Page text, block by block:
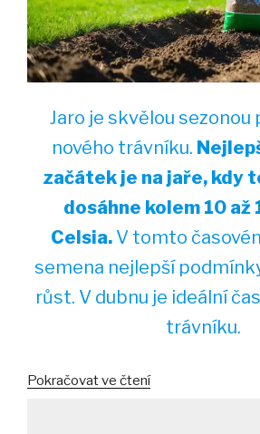
Jaro je skvělou sezonou
nového trávníku.
začátek je na jaře, kdy
dosáhne kolem 10 až
Celsia. V tomto
semena nejlepší
růst. V dubnu je ideální
trávníku.
Pokračovat ve čtení„Ideální